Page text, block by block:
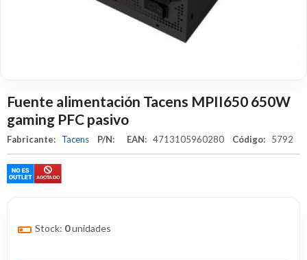
Fuente alimentación Tacens MPII650 650W
gaming PFC pasivo
Fabricante: Tacens P/N: EAN: 4713105960280 Código: 5792
Stock: 0unidades